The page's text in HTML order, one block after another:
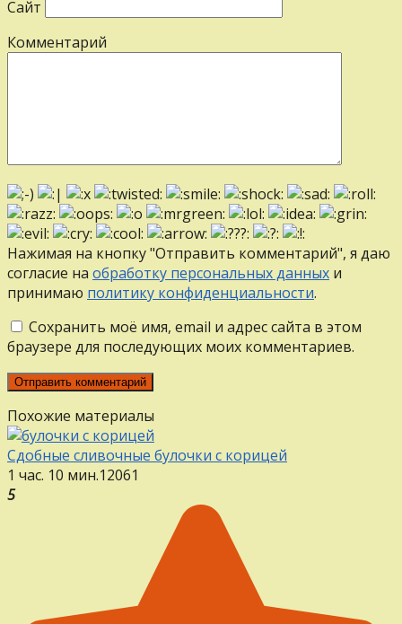
Сайт
Комментарий
Нажимая на кнопку "Отправить комментарий", я даю
согласие на обработку персональных данных и
принимаю политику конфиденциальности.
Сохранить моё имя, email и адрес сайта в этом
браузере для последующих моих комментариев.
Похожие материалы
Сдобные сливочные булочки с корицей
1 час. 10 мин.12061
5